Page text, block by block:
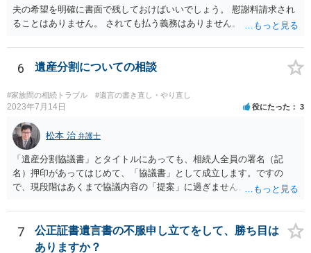
夫の希望を明確に書面で残しておけばいいでしょう。 慰謝料請求され
ることはありません。 されても払う義務はありません。
6 遺産分割についての相談
#家族間の相続トラブル #遺言の書き直し・やり直し
2023年7月14日 役にたった 3
松本 治 弁護士
「遺産分割協議書」とタイトルにあっても、相続人全員の署名（記
名）押印があってはじめて、「協議書」として成立します。ですの
で、現段階はあくまで協議内容の「提案」に過ぎません。 納得がいか
成立となります。その場合、成立させたい相続人が、家庭裁判所に遺
産分割調停を申し立てなければなりません。 なお、弁護士の送付状
は、通常、相続人全員分の（本件であれば４通の）「遺産分割協議
7
公正証書遺言書の不服申し立てをして、勝ち目は
ありますか？